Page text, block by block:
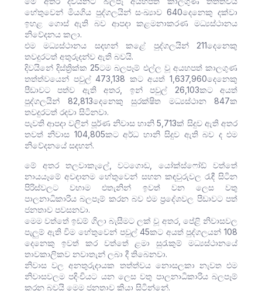
හේතුවෙන් මියගිය පුද්ගලයින් සංඛ්‍යාව 640දෙනෙකු දක්වා
ඉහළ ගොස් ඇති බව ආපදා කළමනාකරණ මධ්‍යස්ථානය
නිවේදනය කලා.
එම මධ්‍යස්ථානය සදහන් කළේ පුද්ගලයින් 211දෙනෙකු
තවදුරටත් අතුරුදන්ව ඇති බවයි.
දිවයිනේ දිස්ත්‍රික්ක 25ටම බලපෑම් එල්ල වූ අයහපත් කාලගුණ
තත්ත්වයෙන් පවුල් 473,138 කට අයත් 1,637,960දෙනෙකු
පීඩාවට පත්ව ඇති අතර, ඉන් පවුල් 26,103කට අයත්
පුද්ගලයින් 82,813දෙනෙකු සුරක්ෂිත මධ්‍යස්ථාන 847ක
තවදුරටත් රදවා සිටිනවා.
පැවති ආපදා වලින් පූර්ණ නිවාස හානි 5,713ක් සිදුව ඇති අතර
තවත් නිවාස 104,805කට අර්ධ හානි සිදුව ඇති බව ද එම
නිවේදනයේ සදහන්.
මේ අතර තලවාකැලේ, වටගොඩ, යෝක්ස්ෆෝඩ් වත්තේ
නායයෑමේ අවදානම හේතුවෙන් සහන කඳවුරුවල රැඳී සිටින
පිරිස්වලට වහාම එතැනින් ඉවත් වන ලෙස වතු
පාලනාධිකාරිය බලපෑම් කරන බව එම ප්‍රදේශවල පීඩාවට පත්
ජනතාව පවසනවා.
මෙම වත්තේ ඉඩම් ගිලා බැසීමට ලක් වූ අතර, පේළි නිවාසවල
පැලුම් ඇති විම හේතුවෙන් පවුල් 45කට අයත් පුද්ගලයන් 108
දෙනෙකු ඉවත් කර වත්තේ ළමා සුරැකුම් මධ්‍යස්ථානයේ
තාවකාලිකව නවාතැන් ලබා දී තිබෙනවා.
නිවාස වල අනතුරුදායක තත්ත්වය නොසලකා නැවත එම
නිවාසවලම පදිංචියට යන ලෙස වතු පාලනාධිකාරිය බලපෑම්
කරන බවයි මෙම ජනතාව කියා සිටින්නේ.